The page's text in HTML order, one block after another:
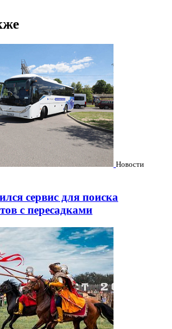
Новости
сервис для поиска
с пересадками